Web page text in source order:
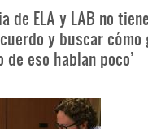
de ELA y LAB no
y buscar cómo
de eso hablan poco’